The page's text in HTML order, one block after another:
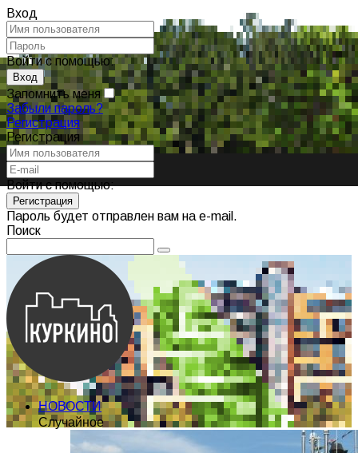
Вход
Войти с помощью:
Запомнить меня
Забыли пароль?
Регистрация
Регистрация
Войти с помощью:
Пароль будет отправлен вам на e-mail.
Поиск
НОВОСТИ
Случайное